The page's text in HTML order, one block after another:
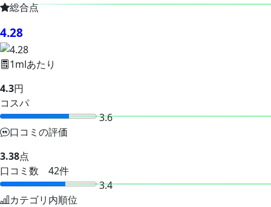
総合点
4.28
1mlあたり
4.3円
コスパ
3.6
口コミの評価
3.38点
口コミ数 42件
3.4
カテゴリ内順位